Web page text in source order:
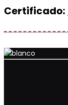
Certificado: